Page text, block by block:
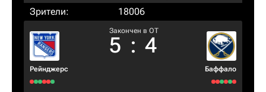
Зрители:
18006
Рейнджерс
Закончен в OT
5 : 4
Баффало